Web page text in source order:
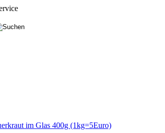
im Glas 400g (1kg=5Euro)